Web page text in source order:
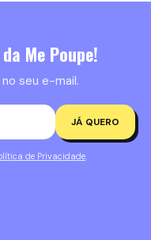
Me Poupe!
seu e-mail.
JÁ QUERO
de Privacidade.